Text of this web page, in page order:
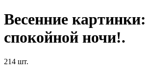
Весенние картинки:
спокойной ночи!.
214 шт.